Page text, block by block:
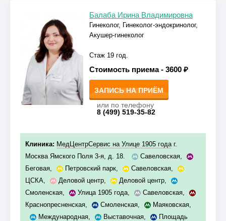
Балаба Ирина Владимировна
Гинеколог, Гинеколог-эндокринолог,
Акушер-гинеколог
Стаж 19 год.
Стоимость приема - 3600 ₽
ЗАПИСЬ НА ПРИЁМ
или по телефону
8 (499) 519-35-82
Клиника: МедЦентрСервис на Улице 1905 годаг.
Москва Ямского Поля 3-я, д. 18.
Савеловская,
Беговая, Петровский парк, Савеловская,
ЦСКА, Деловой центр, Деловой центр,
Смоленская, Улица 1905 года, Савеловская,
Краснопресненская, Смоленская, Маяковская,
Международная, Выставочная,
Площадь